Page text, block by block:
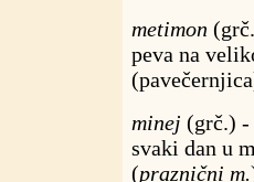
metimon
peva na
minej (grč.) -
svaki dan u
(praznični m.